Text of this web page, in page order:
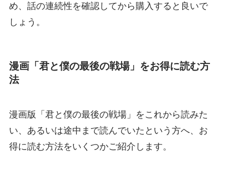
め、話の連続性を確認してから購入すると良いで
しょう。
漫画「君と僕の最後の戦場」をお得に読む方
法
漫画版「君と僕の最後の戦場」をこれから読みた
い、あるいは途中まで読んでいたという方へ、お
得に読む方法をいくつかご紹介します。